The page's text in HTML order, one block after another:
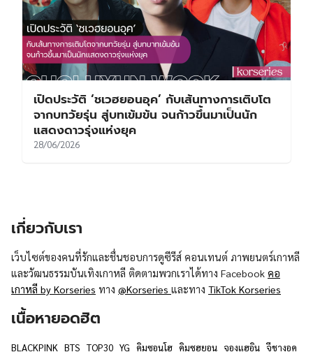
เปิดประวัติ ‘ชเวฮยอนอุค’ กับเส้นทางการเติบโต
จากบทวัยรุ่น สู่บทเข้มข้น จนก้าวขึ้นมาเป็นนัก
แสดงดาวรุ่งแห่งยุค
28/06/2026
เกี่ยวกับเรา
เว็บไซต์ของคนที่รักและชื่นชอบการดูซีรีส์ คอนเทนต์ ภาพยนตร์เกาหลี
และวัฒนธรรมบันเทิงเกาหลี ติดตามพวกเราได้ทาง Facebook คอ
เกาหลี by Korseries ทาง @Korseries และทาง TikTok Korseries
เนื้อหายอดฮิต
BLACKPINK BTS TOP30 YG คิมซอนโฮ คิมซูฮยอน จองแฮอิน จีชางอุค